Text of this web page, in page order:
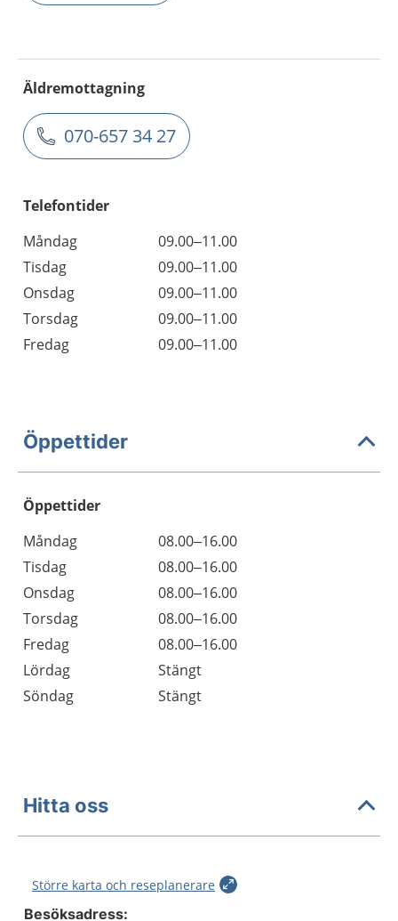
Äldremottagning
070-657 34 27
Telefontider
Måndag
09.00–11.00
Tisdag
09.00–11.00
Onsdag
09.00–11.00
Torsdag
09.00–11.00
Fredag
09.00–11.00
Öppettider
Öppettider
Dag
Öppettider
Kommentarer
Måndag
08.00–16.00
Tisdag
08.00–16.00
Onsdag
08.00–16.00
Torsdag
08.00–16.00
Fredag
08.00–16.00
Lördag
Stängt
Söndag
Stängt
Hitta oss
Större karta och reseplanerare
Besöksadress: